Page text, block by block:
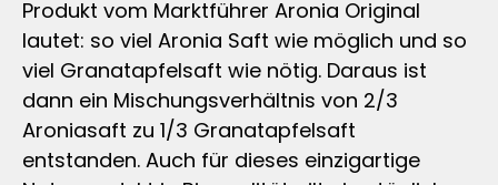
Produkt vom Marktführer Aronia Original
lautet: so viel Aronia Saft wie möglich und so
viel Granatapfelsaft wie nötig. Daraus ist
dann ein Mischungsverhältnis von 2/3
Aroniasaft zu 1/3 Granatapfelsaft
entstanden. Auch für dieses einzigartige